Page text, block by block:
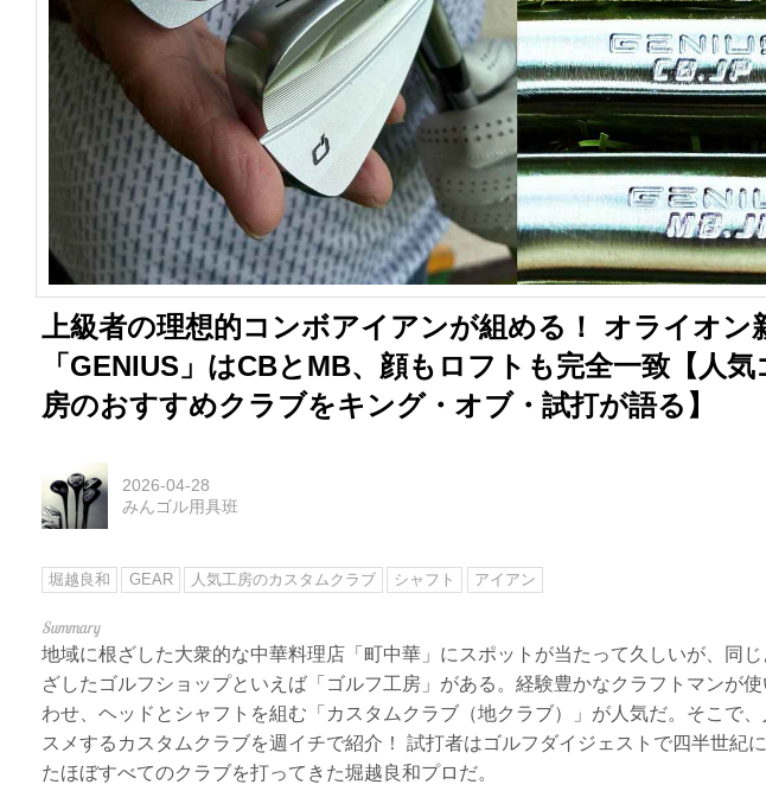
上級者の理想的コンボアイアンが組める！ オライオン
「GENIUS」はCBとMB、顔もロフトも完全一致【人
房のおすすめクラブをキング・オブ・試打が語る】
2026-04-28
みんゴル用具班
堀越良和 GEAR 人気工房のカスタムクラブ シャフト アイアン
地域に根ざした大衆的な中華料理店「町中華」にスポットが当たって久しいが、同
ざしたゴルフショップといえば「ゴルフ工房」がある。経験豊かなクラフトマンが
わせ、ヘッドとシャフトを組む「カスタムクラブ（地クラブ）」が人気だ。そこで、
スメするカスタムクラブを週イチで紹介！ 試打者はゴルフダイジェストで四半世紀
たほぼすべてのクラブを打ってきた堀越良和プロだ。